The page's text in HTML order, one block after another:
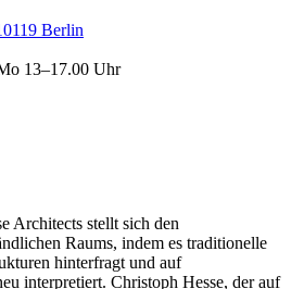
Berlin
13–17.00 Uhr
Architects stellt sich den
Raums, indem es traditionelle
hinterfragt und auf
interpretiert. Christoph Hesse, der auf